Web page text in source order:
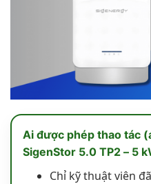
Ai được phép thao tác
SigenStor 5.0 TP2 – 5
Chỉ kỹ thuật viên